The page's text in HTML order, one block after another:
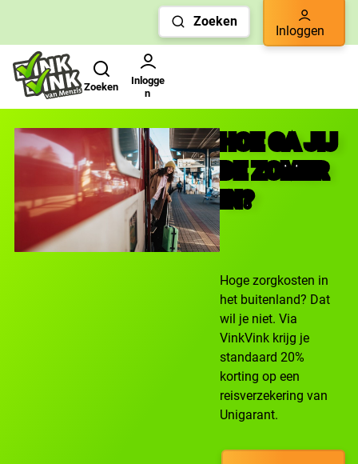
snelle
navigatie
Zoeken
Inloggen
Zoeken
Inlogge
n
HOE GA JIJ
DE ZOMER
IN?
Hoge zorgkosten in
het buitenland? Dat
wil je niet. Via
VinkVink krijg je
standaard 20%
korting op een
reisverzekering van
Unigarant.